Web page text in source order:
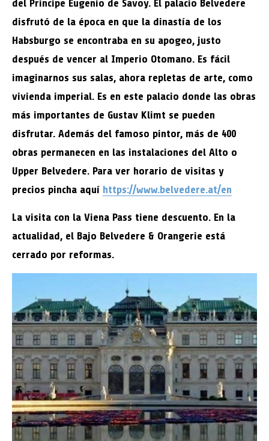
del Principe Eugenio de Savoy. El palacio Belvedere
disfrutó de la época en que la dinastía de los
Habsburgo se encontraba en su apogeo, justo
después de vencer al Imperio Otomano. Es fácil
imaginarnos sus salas, ahora repletas de arte, como
vivienda imperial. Es en este palacio donde las obras
más importantes de Gustav Klimt se pueden
disfrutar. Además del famoso pintor, más de 400
obras permanecen en las instalaciones del Alto o
Upper Belvedere. Para ver horario de visitas y
precios pincha aquí https://www.belvedere.at/en
La visita con la Viena Pass tiene descuento. En la
actualidad, el Bajo Belvedere & Orangerie está
cerrado por reformas.